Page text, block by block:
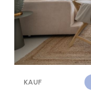
KAUF